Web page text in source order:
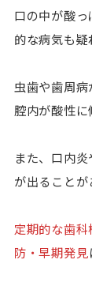
口の中が酸っ
的な病気も疑
虫歯や歯周病
腔内が酸性
また、口内炎
が出る ことが
定期的な歯
防・早期発見